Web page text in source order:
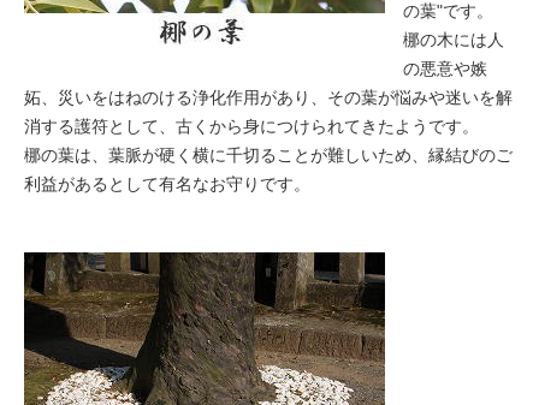
の葉"です。
梛の木には人
の悪意や嫉
妬、災いをはねのける浄化作用があり、その葉が悩みや迷いを解
消する護符として、古くから身につけられてきたようです。
梛の葉は、葉脈が硬く横に千切ることが難しいため、縁結びのご
利益があるとして有名なお守りです。